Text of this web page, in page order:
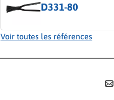
D331-80
Voir toutes les références